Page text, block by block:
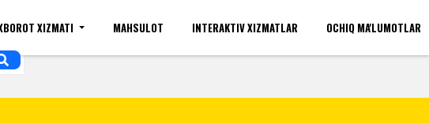
Bo'sh ish o'rinlari(umumiy) Kirish
XIZMATI MAHSULOT INTERAKTIV XIZMATLAR OCHIQ MA'LUMOTLAR